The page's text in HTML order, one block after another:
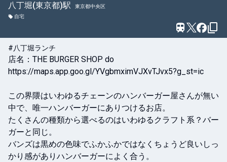
八丁堀(東京都)駅
東京都中央区
自宅
#八丁堀ランチ
店名：THE BURGER SHOP do
https://maps.app.goo.gl/YVgbmximVJXvTJvx5?g_st=ic
この界隈はいわゆるチェーンのハンバーガー屋さんが無い
中で、唯一ハンバーガーにありつけるお店。
たくさんの種類から選べるのはいわゆるクラフト系？バー
ガーと同じ。
バンズは黒めの色味でふかふかではなくちょうど良いしっ
かり感がありハンバーガーによく合う。